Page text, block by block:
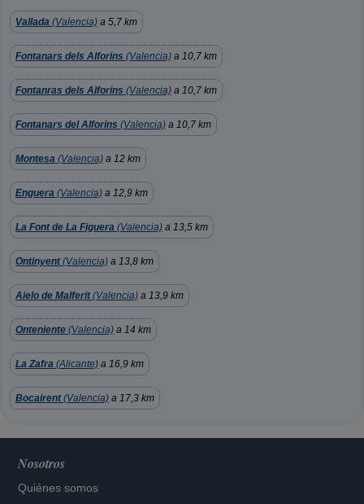
Vallada (Valencia) a 5,7 km
Fontanars dels Alforins (Valencia) a 10,7 km
Fontanras dels Alforins (Valencia) a 10,7 km
Fontanars del Alforins (Valencia) a 10,7 km
Montesa (Valencia) a 12 km
Enguera (Valencia) a 12,9 km
La Font de La Figuera (Valencia) a 13,5 km
Ontinyent(Valencia) a 13,8 km
Aielo de Malferit(Valencia) a 13,9 km
Onteniente (Valencia) a 14 km
La Zafra (Alicante) a 16,9 km
Bocairent(Valencia) a 17,3 km
Nosotros
Quiénes somos